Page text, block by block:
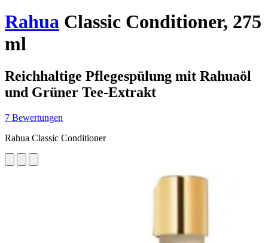
Rahua Classic Conditioner, 275
ml
Reichhaltige Pflegespülung mit Rahuaöl
und Grüner Tee-Extrakt
7 Bewertungen
Rahua Classic Conditioner